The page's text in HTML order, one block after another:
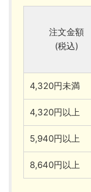
注文金額
(税込)
4,320円未満
4,320円以上
5,940円以上
8,640円以上